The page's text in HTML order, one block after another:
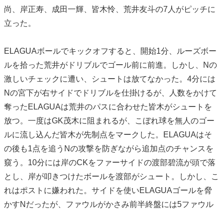
尚、岸正寿、成田一輝、皆木怜、荒井友斗の7人がピッチに
立った。
ELAGUAボールでキックオフすると、開始1分、ルーズボー
ルを拾った荒井がドリブルでゴール前に前進。しかし、Nの
激しいチェックに遭い、シュートは放てなかった。4分には
Nの宮下が右サイドでドリブルを仕掛けるが、人数をかけて
奪ったELAGUAは荒井のパスに合わせた皆木がシュートを
放つ。一度はGK茂木に阻まれるが、こぼれ球を無人のゴー
ルに流し込んだ皆木が先制点をマークした。ELAGUAはそ
の後も1点を追うNの攻撃を防ぎながら追加点のチャンスを
窺う。10分には岸のCKをファーサイドの渡部碧流が頭で落
とし、岸が叩きつけたボールを渡部がシュート。しかし、こ
れはポストに嫌われた。サイドを使いELAGUAゴールを脅
かすNだったが、ファウルがかさみ前半終盤には5ファウル